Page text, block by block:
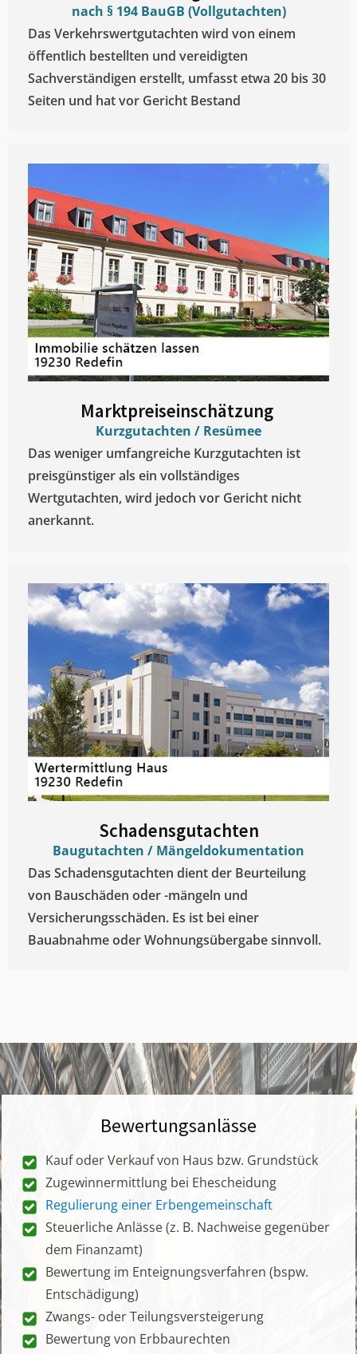
nach § 194 BauGB (Vollgutachten)
Das Verkehrswertgutachten wird von einem
öffentlich bestellten und vereidigten
Sachverständigen erstellt, umfasst etwa 20 bis 30
Seiten und hat vor Gericht Bestand
Marktpreiseinschätzung ​
Kurzgutachten / Resümee
Das weniger umfangreiche Kurzgutachten ist
preisgünstiger als ein vollständiges
Wertgutachten, wird jedoch vor Gericht nicht
anerkannt.
Schadensgutachten
Baugutachten / Mängeldokumentation
Das Schadensgutachten dient der Beurteilung
von Bauschäden oder -mängeln und
Versicherungsschäden. Es ist bei einer
Bauabnahme oder Wohnungsübergabe sinnvoll.
Bewertungsanlässe
Kauf oder Verkauf von Haus bzw. Grundstück
Zugewinnermittlung bei Ehescheidung
Regulierung einer Erbengemeinschaft
Steuerliche Anlässe (z. B. Nachweise gegenüber
dem Finanzamt)
Bewertung im Enteignungsverfahren (bspw.
Entschädigung)
Zwangs- oder Teilungsversteigerung
Bewertung von Erbbaurechten